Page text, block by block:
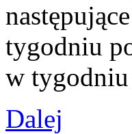
tygodniu
w tygodniu
Dalej